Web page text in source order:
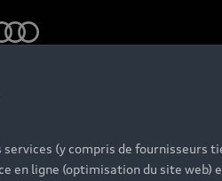
(y compris de fournisseurs
en ligne (optimisation du site web)